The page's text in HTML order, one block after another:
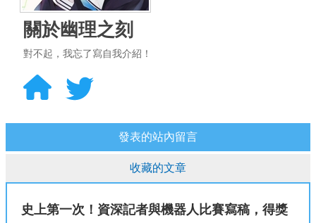
關於幽理之刻
對不起，我忘了寫自我介紹！
發表的站內留言
收藏的文章
史上第一次！資深記者與機器人比賽寫稿，得獎